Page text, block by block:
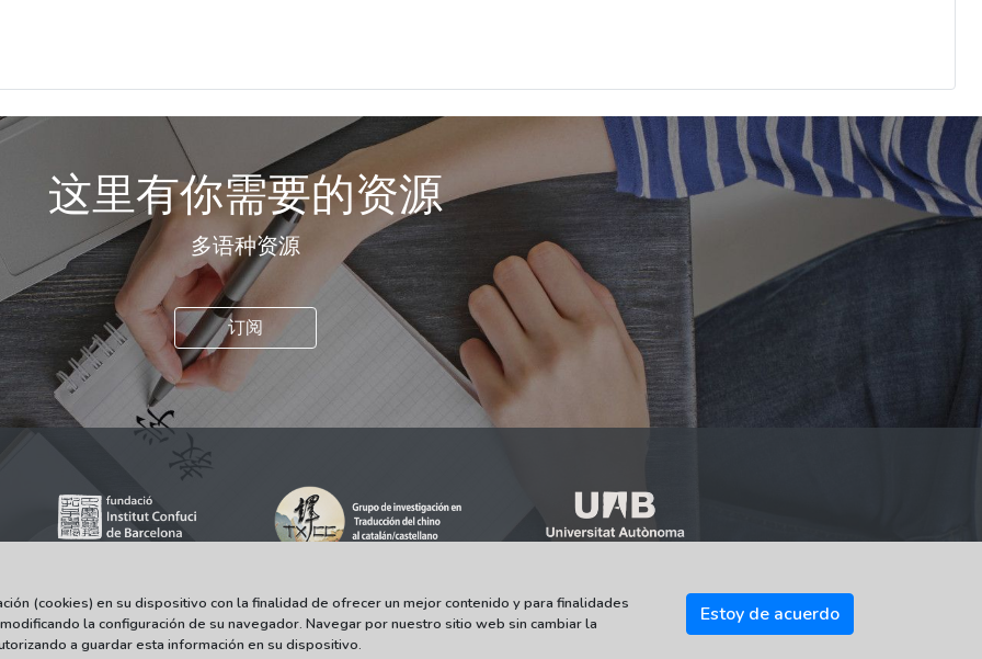
这里有你需要的资源
多语种资源
订阅
© 2021-2022 Universitat Autònoma de Barcelona
Tots els drets reservats
Estoy de acuerdo
(cookies) en su dispositivo con la finalidad de ofrecer un mejor contenido y para finalidades
la configuración de su navegador. Navegar por nuestro sitio web sin cambiar la
a guardar esta información en su dispositivo.